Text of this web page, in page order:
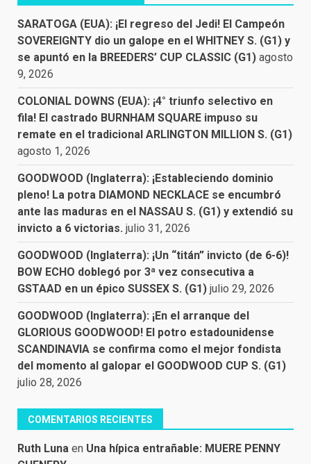
SARATOGA (EUA): ¡El regreso del Jedi! El Campeón
SOVEREIGNTY dio un galope en el WHITNEY S. (G1) y
se apuntó en la BREEDERS’ CUP CLASSIC (G1) agosto
9, 2026
COLONIAL DOWNS (EUA): ¡4° triunfo selectivo en
fila! El castrado BURNHAM SQUARE impuso su
remate en el tradicional ARLINGTON MILLION S. (G1)
agosto 1, 2026
GOODWOOD (Inglaterra): ¡Estableciendo dominio
pleno! La potra DIAMOND NECKLACE se encumbró
ante las maduras en el NASSAU S. (G1) y extendió su
invicto a 6 victorias. julio 31, 2026
GOODWOOD (Inglaterra): ¡Un “titán” invicto (de 6-6)!
BOW ECHO doblegó por 3ª vez consecutiva a
GSTAAD en un épico SUSSEX S. (G1) julio 29, 2026
GOODWOOD (Inglaterra): ¡En el arranque del
GLORIOUS GOODWOOD! El potro estadounidense
SCANDINAVIA se confirma como el mejor fondista
del momento al galopar el GOODWOOD CUP S. (G1)
julio 28, 2026
COMENTARIOS RECIENTES
Ruth Luna en Una hípica entrañable: MUERE PENNY